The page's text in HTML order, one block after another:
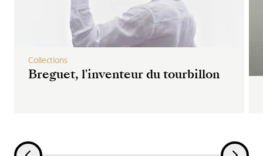
Breguet, l'inventeur du tourbillon
Collections